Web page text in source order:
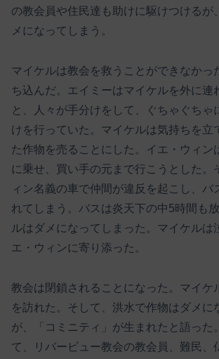
の教会員や住民達も助けに駆けつけるが
メになってしまう。
マイケルは教会を救うことができなかっ
ち込んだ。エイミーはマイケルを外に連
と、人々が手分けをして、ぐちゃぐちゃ
けを行っていた。マイケルは気持ちを立
た作物を売ることにした。イエ・ウィン
に乗せ、買い手の元まで行こうとした。
ィン名義の車で仲間が違反を起こし、バ
れてしまう。バスは炎天下の中5時間も
ルはダメになってしまった。マイケルは
エ・ウィンに寄り添った。
教会は閉鎖されることになった。マイケ
を訪れた。そして、洪水で作物はダメに
が、「コミニティ」が生まれたと語った
て、リバービュー教会の教会員、難民、